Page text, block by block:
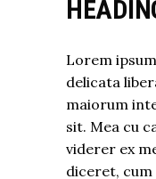
Lorem
delicata
maiorum
sit. Mea cu
viderer ex
diceret,